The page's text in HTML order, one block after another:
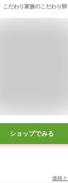
こだわり家族のこだわり
ショップでみる
価格